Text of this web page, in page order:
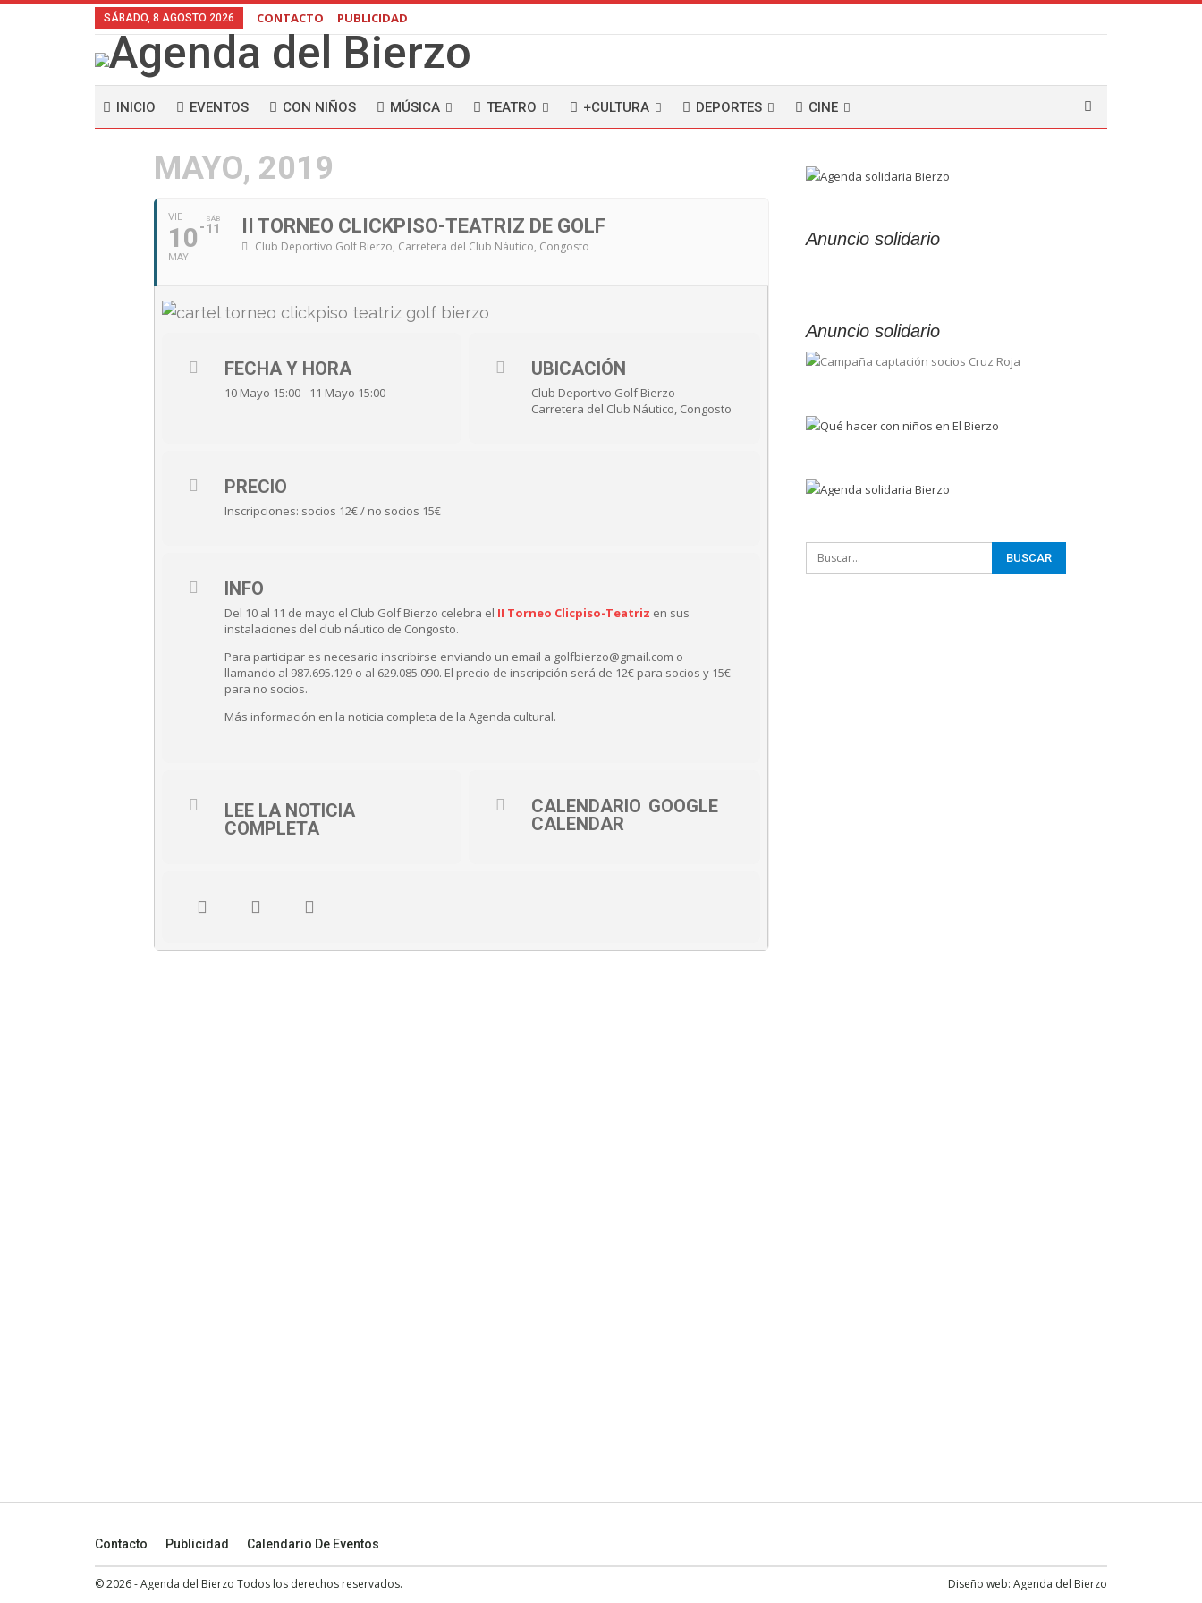
SÁBADO, 8 AGOSTO 2026 CONTACTO PUBLICIDAD
INICIO EVENTOS CON NIÑOS MÚSICA TEATRO +CULTURA DEPORTES CINE
MAYO, 2019
VIE
10
MAY
SÁB
11 II TORNEO CLICKPISO-TEATRIZ DE GOLF
Club Deportivo Golf Bierzo, Carretera del Club Náutico, Congosto
FECHA Y HORA
10 Mayo 15:00 - 11 Mayo 15:00
UBICACIÓN
Club Deportivo Golf Bierzo
Carretera del Club Náutico, Congosto
PRECIO
Inscripciones: socios 12€ / no socios 15€
INFO
Del 10 al 11 de mayo el Club Golf Bierzo celebra el II Torneo Clicpiso-Teatriz en sus
instalaciones del club náutico de Congosto.
Para participar es necesario inscribirse enviando un email a golfbierzo@gmail.com o
llamando al 987.695.129 o al 629.085.090. El precio de inscripción será de 12€ para socios y 15€
para no socios.
Más información en la noticia completa de la Agenda cultural.
LEE LA NOTICIA
COMPLETA
CALENDARIO GOOGLE
CALENDAR
Anuncio solidario
Anuncio solidario
Contacto Publicidad Calendario De Eventos
© 2026 - Agenda del Bierzo Todos los derechos reservados. Diseño web: Agenda del Bierzo